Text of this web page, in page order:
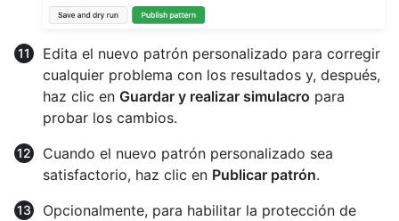
Edita el nuevo patrón personalizado para corregir
cualquier problema con los resultados y, después,
haz clic en Guardar y realizar simulacro para
probar los cambios.
Cuando el nuevo patrón personalizado sea
satisfactorio, haz clic en Publicar patrón.
Opcionalmente, para habilitar la protección de